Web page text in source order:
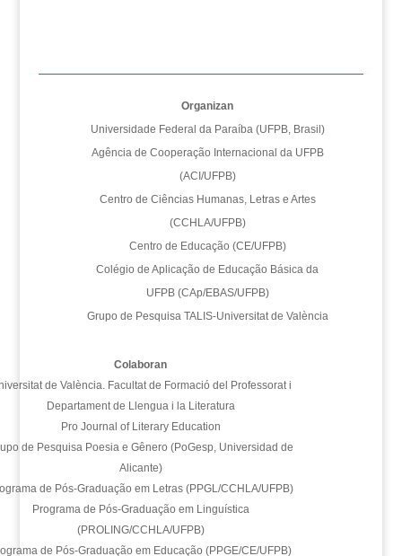
Organizan
Universidade Federal da Paraíba (UFPB, Brasil)
Agência de Cooperação Internacional da UFPB
(ACI/UFPB)
Centro de Ciências Humanas, Letras e Artes
(CCHLA/UFPB)
Centro de Educação (CE/UFPB)
Colégio de Aplicação de Educação Básica da
UFPB (CAp/EBAS/UFPB)
Grupo de Pesquisa TALIS-Universitat de València
Colaboran
de València. Facultat de Formació del Professorat i
Departament de Llengua i la Literatura
Pro Journal of Literary Education
de Pesquisa Poesia e Gênero (PoGesp, Universidad de
Alicante)
de Pós-Graduação em Letras (PPGL/CCHLA/UFPB)
Programa de Pós-Graduação em Linguística
(PROLING/CCHLA/UFPB)
de Pós-Graduação em Educação (PPGE/CE/UFPB)